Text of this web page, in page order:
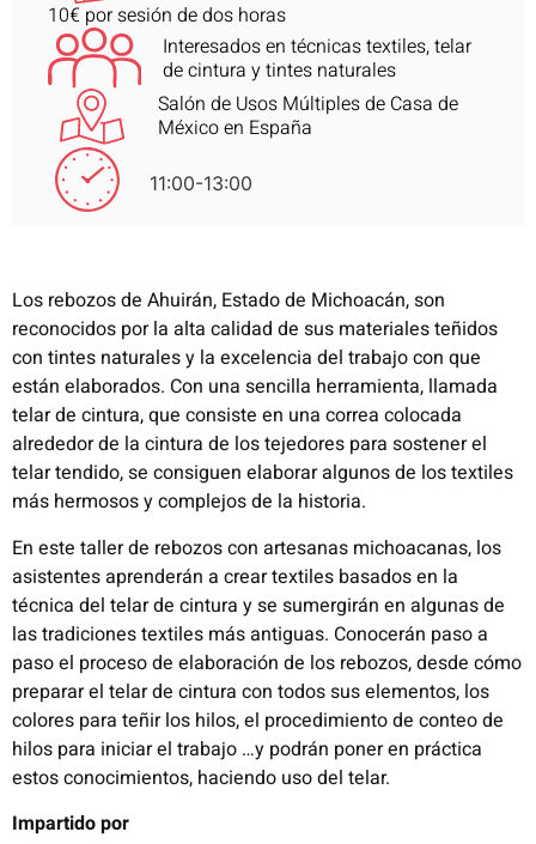
10€ por sesión de dos horas
Interesados en técnicas textiles, telar
de cintura y tintes naturales
Salón de Usos Múltiples de Casa de
México en España
11:00-13:00
Los rebozos de Ahuirán, Estado de Michoacán, son
reconocidos por la alta calidad de sus materiales teñidos
con tintes naturales y la excelencia del trabajo con que
están elaborados. Con una sencilla herramienta, llamada
telar de cintura, que consiste en una correa colocada
alrededor de la cintura de los tejedores para sostener el
telar tendido, se consiguen elaboraralgunos de los textiles
más hermosos y complejos de la historia.
En este taller de rebozos con artesanas michoacanas, los
asistentes aprenderán a crear textiles basados en la
técnica del telar de cintura y se sumergirán en algunas de
las tradiciones textiles más antiguas. Conocerán paso a
paso el proceso de elaboración de los rebozos, desde cómo
preparar el telar de cintura con todos sus elementos, los
colores para teñir los hilos, el procedimiento de conteo de
hilos para iniciar el trabajo …y podrán poner en práctica
estos conocimientos, haciendo uso del telar.
Impartido por